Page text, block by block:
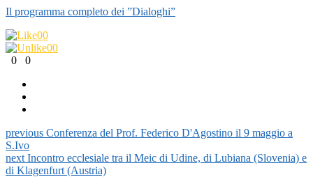
Il programma completo dei ”Dialoghi”
00
00
0
0
previous Conferenza del Prof. Federico D'Agostino il 9 maggio a
S.Ivo
next Incontro ecclesiale tra il Meic di Udine, di Lubiana (Slovenia) e
di Klagenfurt (Austria)